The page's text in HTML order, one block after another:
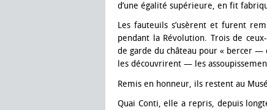
d’une égalité supérieure, en fit
Les fauteuils s’usèrent et furent
pendant la Révolution. Trois de
de garde du château pour « bercer —
les découvrirent — les
Remis en honneur, ils restent au
Quai Conti, elle a repris, depuis